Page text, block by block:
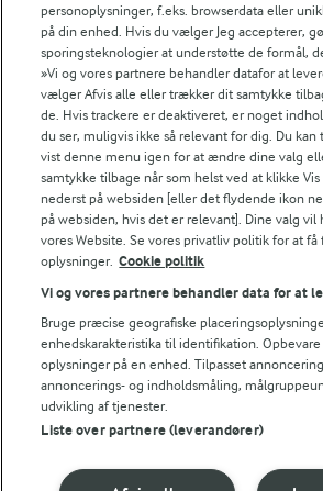
Andelshaverinfo: Mælkepris
Fødevarestyrelsens smiley-rapporter for
Fødevarestyrelsens smiley-rapporter for
Fødevarestyrelsens smiley-rapporter for
Følg
© 2026 Arla Foods
Vælg en anden cookies
personoplysninger, f.eks. browserdata eller
på din enhed. Hvis du vælger Jeg accepterer,
sporingsteknologier at understøtte de formål,
»Vi og vores partnere behandler datafor at
vælger Afvis alle eller trækker dit samtykke
de. Hvis trackere er deaktiveret, er noget
du ser, muligvis ikke så relevant for dig. Du
vist denne menu igen for at ændre dine valg
samtykke tilbage når som helst ved at klikke
nederst på websiden [eller det flydende ikon
på websiden, hvis det er relevant]. Dine valg vil
vores Website. Se vores privatliv politik for at få
oplysninger. Cookie politik
Vi og vores partnere behandler data for at
Bruge præcise geografiske
enhedskarakteristika til identifikation.
oplysninger på en enhed. Tilpasset
annoncerings- og indholdsmåling,
udvikling af tjenester.
Liste over partnere (leverandører)